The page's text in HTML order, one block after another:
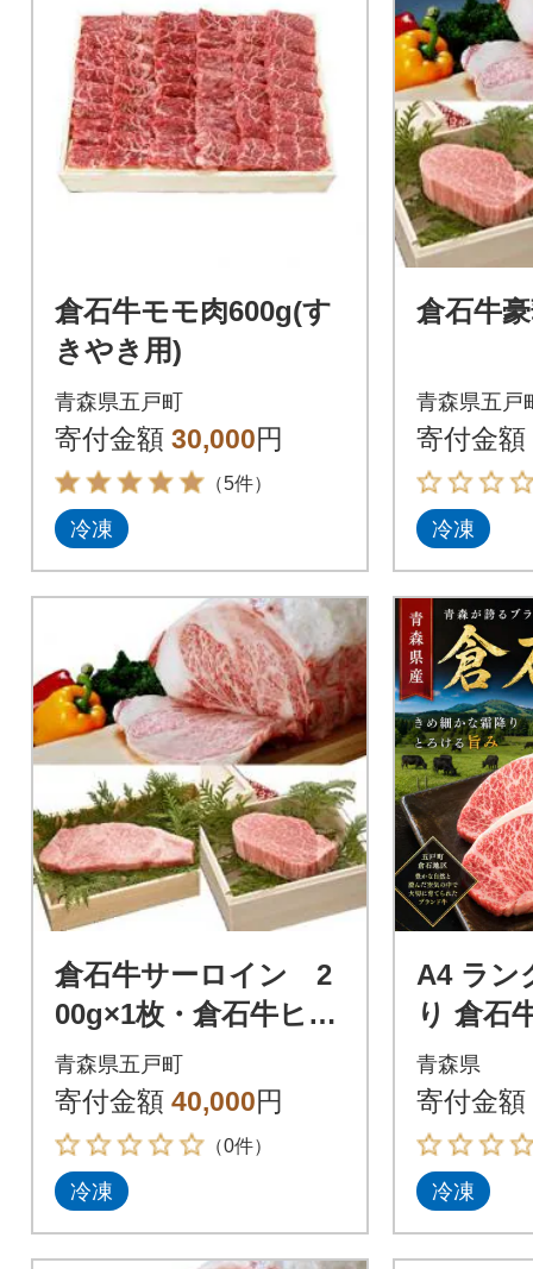
倉石牛モモ肉600g(す
きやき用)
青森県五戸町
寄付金額 30,000円
（5件）
冷凍
倉石牛
青森県五戸
寄付金額
冷凍
倉石牛サーロイン 2
00g×1枚・倉石牛ヒ
レ 150g×1枚セッ
ト
青森県五戸町
寄付金額 40,000円
（0件）
冷凍
A4 ラン
り 倉石
ステー
青森県
寄付金額
冷凍